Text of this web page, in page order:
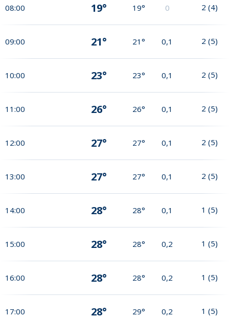
08:00 19° 19° 0 2 (4)
09:00 21° 21° 0,1 2 (5)
10:00 23° 23° 0,1 2 (5)
11:00 26° 26° 0,1 2 (5)
12:00 27° 27° 0,1 2 (5)
13:00 27° 27° 0,1 2 (5)
14:00 28° 28° 0,1 1 (5)
15:00 28° 28° 0,2 1 (5)
16:00 28° 28° 0,2 1 (5)
17:00 28° 29° 0,2 1 (5)